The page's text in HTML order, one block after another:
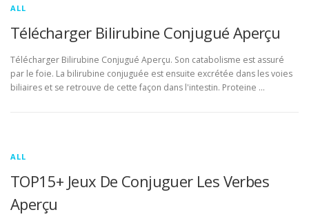
ALL
Télécharger Bilirubine Conjugué Aperçu
Télécharger Bilirubine Conjugué Aperçu. Son catabolisme est assuré
par le foie. La bilirubine conjuguée est ensuite excrétée dans les voies
biliaires et se retrouve de cette façon dans l'intestin. Proteine …
ALL
TOP15+ Jeux De Conjuguer Les Verbes
Aperçu